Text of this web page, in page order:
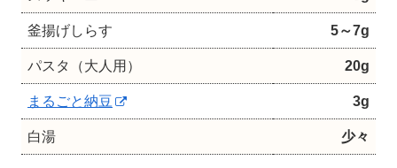
釜揚げしらす 5～7g
パスタ（大人用） 20g
まるごと納豆 3g
白湯 少々